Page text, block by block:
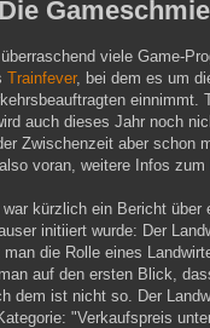
viele Game-
Trainfever, bei dem es um
einnimmt.
auch dieses Jahr noch
Zwischenzeit aber schon
voran, weitere Infos zum
kürzlich ein Bericht über
initiiert wurde: Der
die Rolle eines
auf den ersten Blick,
dem ist nicht so. Der
"Verkaufspreis